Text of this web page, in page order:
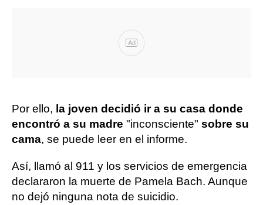
Ad
Por ello, la joven decidió ir a su casa donde
encontró a su madre "inconsciente" sobre su
cama, se puede leer en el informe.
Así, llamó al 911 y los servicios de emergencia
declararon la muerte de Pamela Bach. Aunque
no dejó ninguna nota de suicidio.